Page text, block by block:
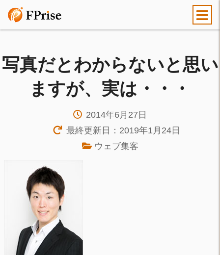
写真だとわからないと思い
ますが、実は・・・
2014年6月27日
最終更新日：2019年1月24日
ウェブ集客